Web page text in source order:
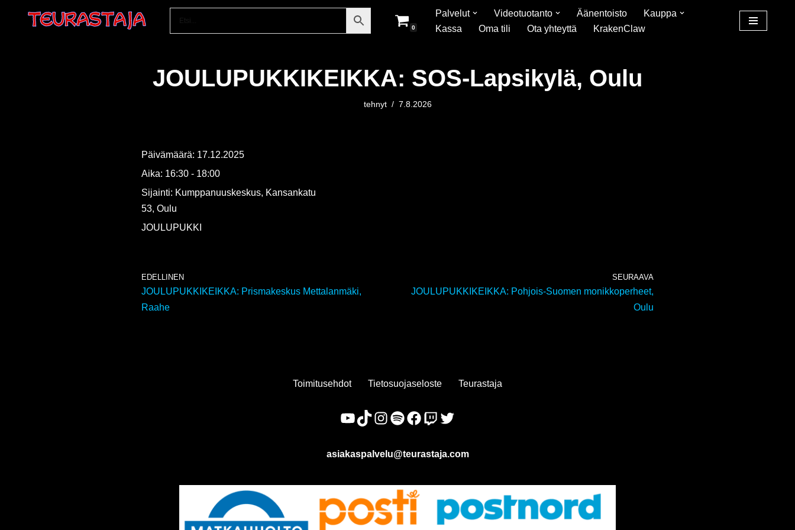
0
Palvelut Videotuotanto Äänentoisto
Kauppa
Kassa
Oma tili Ota yhteyttä KrakenClaw
JOULUPUKKIKEIKKA: SOS-Lapsikylä, Oulu
tehnyt 7.8.2026
Päivämäärä: 17.12.2025
Aika: 16:30 - 18:00
Sijainti: Kumppanuuskeskus, Kansankatu
53, Oulu
JOULUPUKKI
EDELLINEN
JOULUPUKKIKEIKKA: Prismakeskus Mettalanmäki,
Raahe
SEURAAVA
JOULUPUKKIKEIKKA: Pohjois-Suomen monikkoperheet,
Oulu
Toimitusehdot Tietosuojaseloste Teurastaja
asiakaspalvelu@teurastaja.com